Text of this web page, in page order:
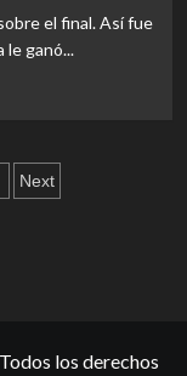
el final. Así fue
ganó...
Next
los derechos